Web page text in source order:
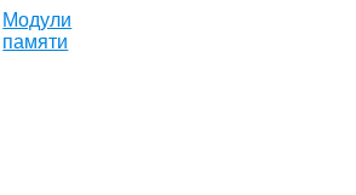
Модули
памяти